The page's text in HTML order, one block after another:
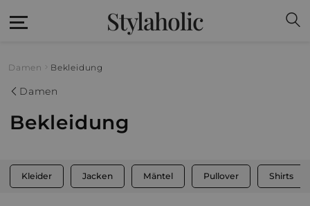
Stylaholic
Damen Bekleidung
Damen
Bekleidung
Kleider Jacken Mäntel Pullover Shirts